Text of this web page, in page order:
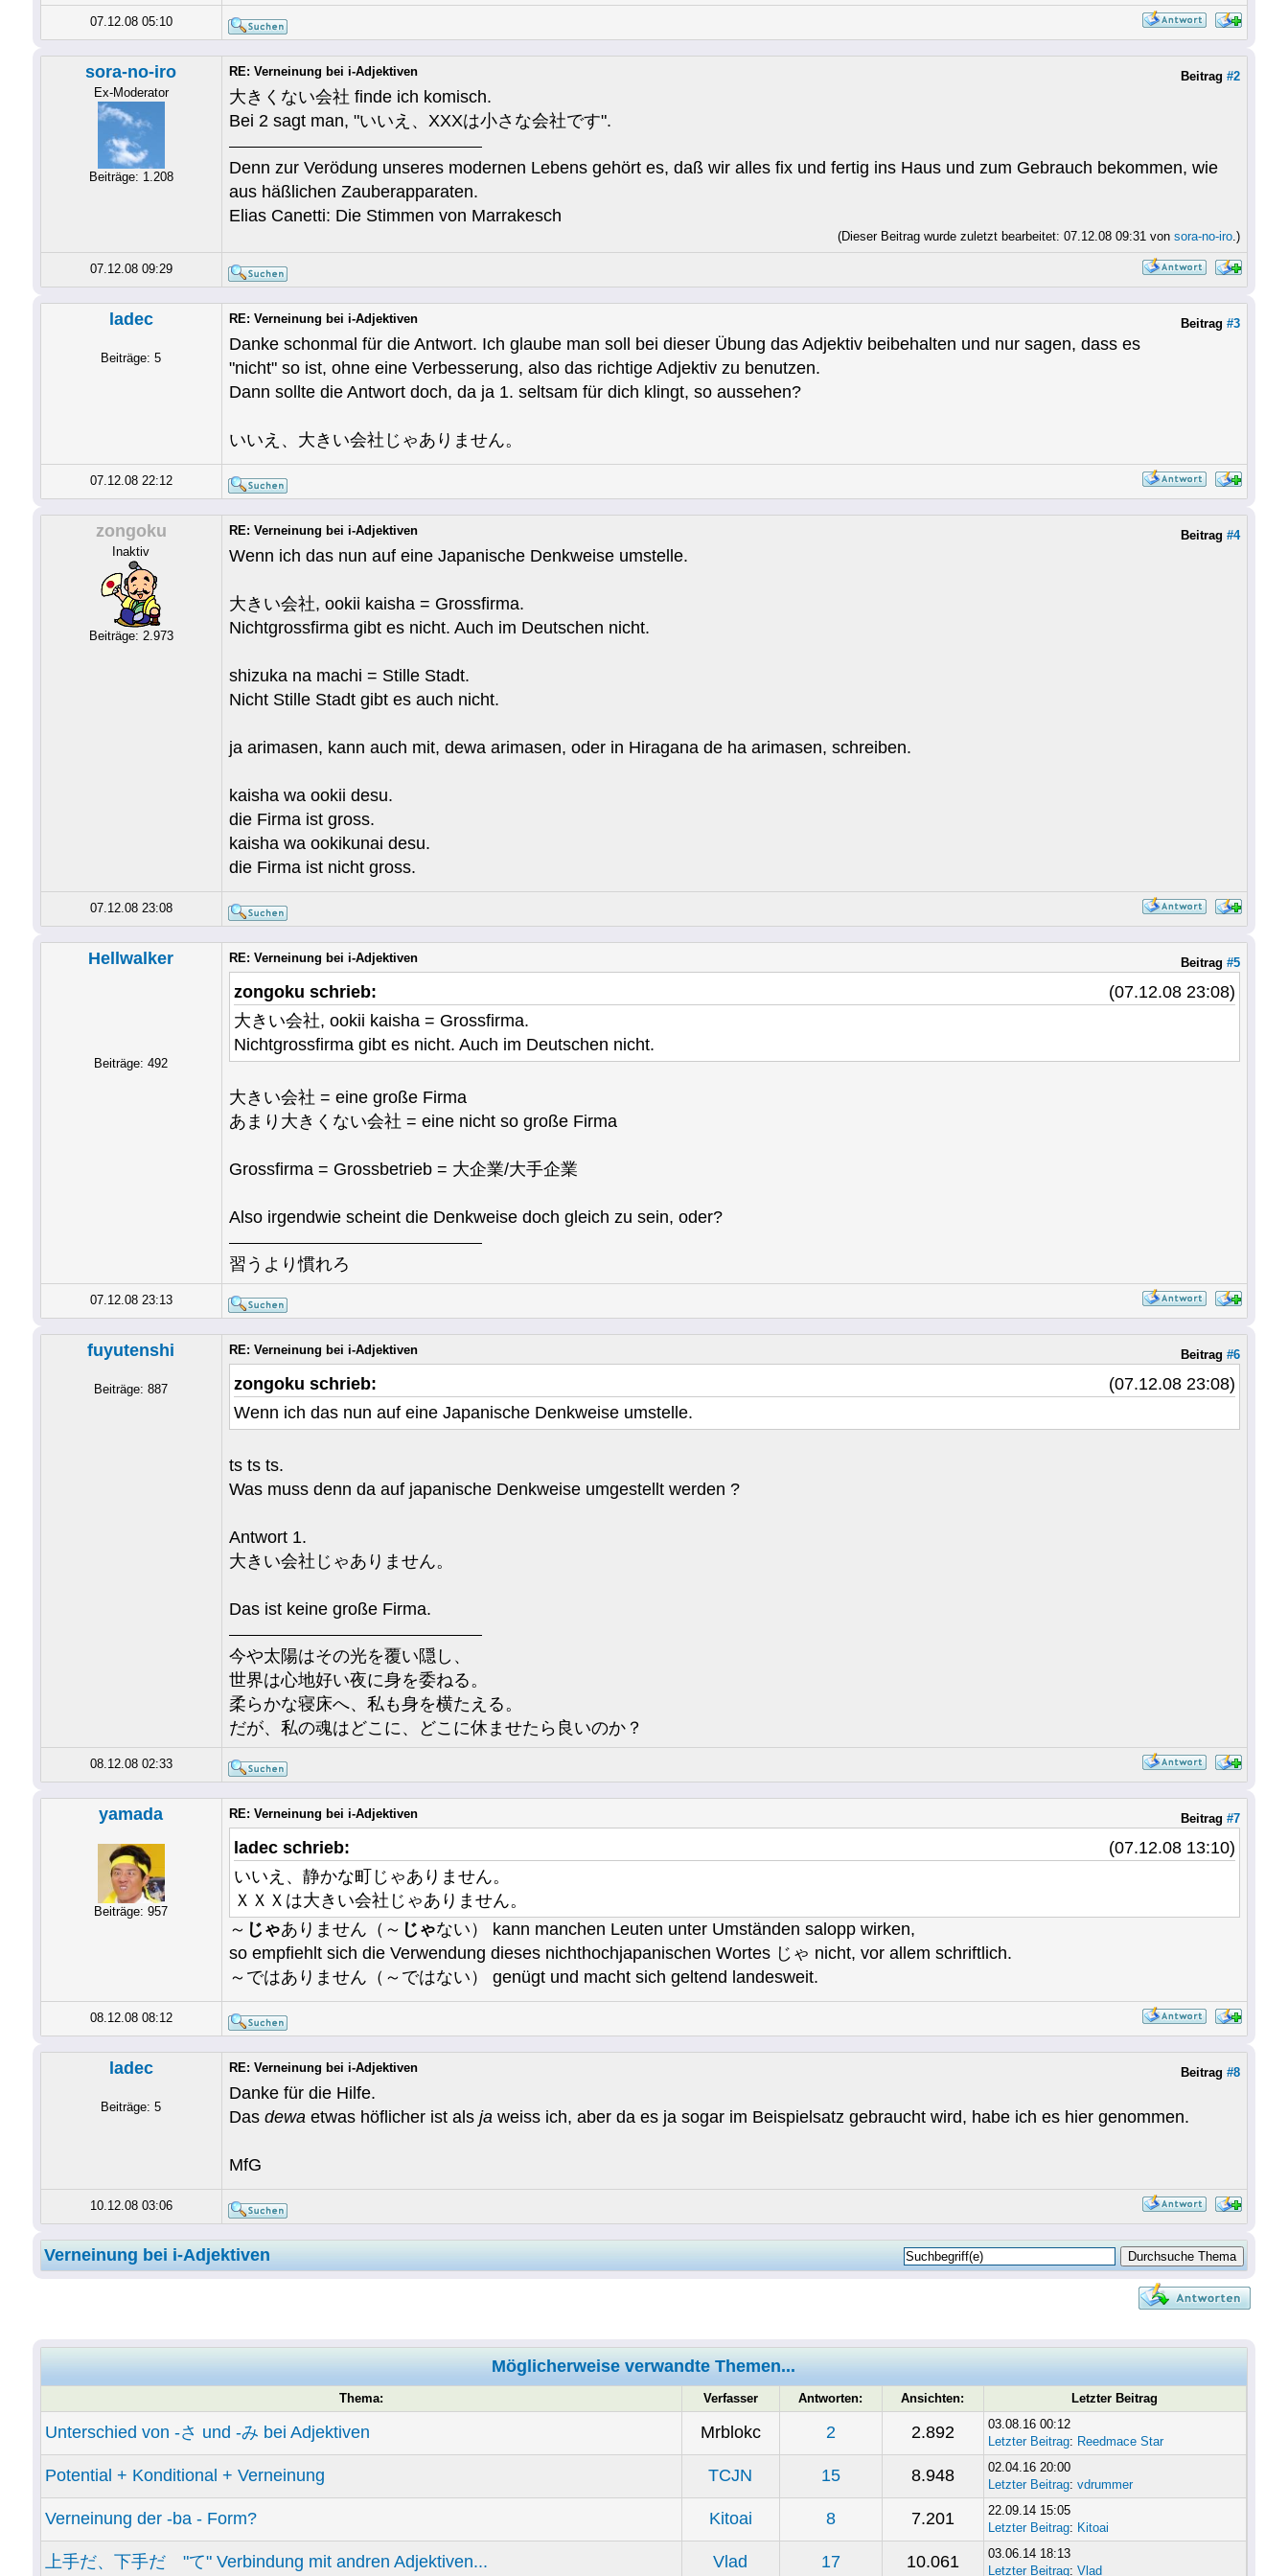
07.12.08 05:10
sora-no-iro
Ex-Moderator
Beiträge: 1.208
Beitrag #2
RE: Verneinung bei i-Adjektiven
大きくない会社 finde ich komisch.
Bei 2 sagt man, "いいえ、XXXは小さな会社です".
Denn zur Verödung unseres modernen Lebens gehört es, daß wir alles fix und fertig ins Haus und zum Gebrauch bekommen, wie
aus häßlichen Zauberapparaten.
Elias Canetti: Die Stimmen von Marrakesch
(Dieser Beitrag wurde zuletzt bearbeitet: 07.12.08 09:31 von sora-no-iro.)
07.12.08 09:29
ladec
Beiträge: 5
Beitrag #3
RE: Verneinung bei i-Adjektiven
Danke schonmal für die Antwort. Ich glaube man soll bei dieser Übung das Adjektiv beibehalten und nur sagen, dass es
"nicht" so ist, ohne eine Verbesserung, also das richtige Adjektiv zu benutzen.
Dann sollte die Antwort doch, da ja 1. seltsam für dich klingt, so aussehen?
いいえ、大きい会社じゃありません。
07.12.08 22:12
zongoku
Inaktiv
Beiträge: 2.973
Beitrag #4
RE: Verneinung bei i-Adjektiven
Wenn ich das nun auf eine Japanische Denkweise umstelle.
大きい会社, ookii kaisha = Grossfirma.
Nichtgrossfirma gibt es nicht. Auch im Deutschen nicht.
shizuka na machi = Stille Stadt.
Nicht Stille Stadt gibt es auch nicht.
ja arimasen, kann auch mit, dewa arimasen, oder in Hiragana de ha arimasen, schreiben.
kaisha wa ookii desu.
die Firma ist gross.
kaisha wa ookikunai desu.
die Firma ist nicht gross.
07.12.08 23:08
Hellwalker
Beiträge: 492
Beitrag #5
RE: Verneinung bei i-Adjektiven
(07.12.08 23:08)
zongoku schrieb:
大きい会社, ookii kaisha = Grossfirma.
Nichtgrossfirma gibt es nicht. Auch im Deutschen nicht.
大きい会社 = eine große Firma
あまり大きくない会社 = eine nicht so große Firma
Grossfirma = Grossbetrieb = 大企業/大手企業
Also irgendwie scheint die Denkweise doch gleich zu sein, oder?
習うより慣れろ
07.12.08 23:13
fuyutenshi
Beiträge: 887
Beitrag #6
RE: Verneinung bei i-Adjektiven
(07.12.08 23:08)
zongoku schrieb:
Wenn ich das nun auf eine Japanische Denkweise umstelle.
ts ts ts.
Was muss denn da auf japanische Denkweise umgestellt werden ?
Antwort 1.
大きい会社じゃありません。
Das ist keine große Firma.
今や太陽はその光を覆い隠し、
世界は心地好い夜に身を委ねる。
柔らかな寝床へ、私も身を横たえる。
だが、私の魂はどこに、どこに休ませたら良いのか？
08.12.08 02:33
yamada
Beiträge: 957
Beitrag #7
RE: Verneinung bei i-Adjektiven
(07.12.08 13:10)
ladec schrieb:
いいえ、静かな町じゃありません。
ＸＸＸは大きい会社じゃありません。
～ じゃありません（～ じゃない） kann manchen Leuten unter Umständen salopp wirken,
so empfiehlt sich die Verwendung dieses nichthochjapanischen Wortes じゃ nicht, vor allem schriftlich.
～ではありません（～ではない） genügt und macht sich geltend landesweit.
08.12.08 08:12
ladec
Beiträge: 5
Beitrag #8
RE: Verneinung bei i-Adjektiven
Danke für die Hilfe.
Das dewaetwas höflicher ist als jaweiss ich, aber da es ja sogar im Beispielsatz gebraucht wird, habe ich es hier genommen.
MfG
10.12.08 03:06
Verneinung bei i-Adjektiven
Möglicherweise verwandte Themen...
Thema: Verfasser Antworten: Ansichten: Letzter Beitrag
Unterschied von -さ und -み bei Adjektiven Mrblokc 2 2.892
03.08.16 00:12
Letzter Beitrag: Reedmace Star
Potential + Konditional + Verneinung TCJN 15 8.948
02.04.16 20:00
Letzter Beitrag: vdrummer
Verneinung der -ba - Form? Kitoai 8 7.201
22.09.14 15:05
Letzter Beitrag: Kitoai
上手だ、下手だ "て" Verbindung mit andren Adjektiven... Vlad 17 10.061
03.06.14 18:13
Letzter Beitrag: Vlad